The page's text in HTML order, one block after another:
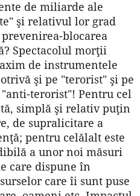
de miliarde ale
şi relativul lor grad
blocarea
Spectacolul morţii
de instrumentele
şi pe "terorist" şi pe
terorist"! Pentru cel
simplă şi relativ puţin
de supralicitare a
pentru celălalt este
a unor noi măsuri
care dispune în
care îi sunt puse